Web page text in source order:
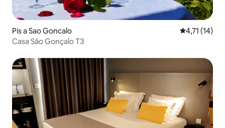
Pis a Sao Goncalo 4,71 de
4,71 (14)
Casa São Gonçalo T3